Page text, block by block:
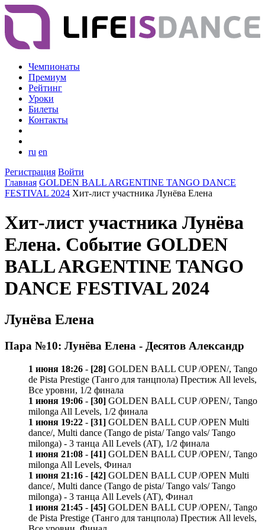
Чемпионаты
Премиум
Рейтинг
Уроки
Билеты
Контакты
ru en
Регистрация Войти
Главная GOLDEN BALL ARGENTINE TANGO DANCE
FESTIVAL 2024 Хит-лист участника Лунёва Елена
Хит-лист участника Лунёва
Елена. Событие GOLDEN
BALL ARGENTINE TANGO
DANCE FESTIVAL 2024
Лунёва Елена
Пара №10: Лунёва Елена - Десятов Александр
1 июня 18:26 - [28] GOLDEN BALL CUP /OPEN/, Tango
de Pista Prestige (Танго для танцпола) Престиж All levels,
Все уровни, 1/2 финала
1 июня 19:06 - [30] GOLDEN BALL CUP /OPEN/, Tango
milonga All Levels, 1/2 финала
1 июня 19:22 - [31] GOLDEN BALL CUP /OPEN Multi
dance/, Multi dance (Tango de pista/ Tango vals/ Tango
milonga) - 3 танца All Levels (AT), 1/2 финала
1 июня 21:08 - [41] GOLDEN BALL CUP /OPEN/, Tango
milonga All Levels, Финал
1 июня 21:16 - [42] GOLDEN BALL CUP /OPEN Multi
dance/, Multi dance (Tango de pista/ Tango vals/ Tango
milonga) - 3 танца All Levels (AT), Финал
1 июня 21:45 - [45] GOLDEN BALL CUP /OPEN/, Tango
de Pista Prestige (Танго для танцпола) Престиж All levels,